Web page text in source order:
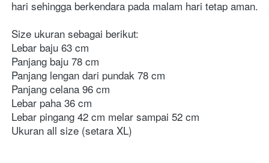
Size ukuran sebagai berikut:
Lebar baju 63 cm
Panjang baju 78 cm
Panjang lengan dari pundak 78 cm
Panjang celana 96 cm
Lebar paha 36 cm
Lebar pingang 42 cm melar sampai 52 cm
Ukuran all size (setara XL)